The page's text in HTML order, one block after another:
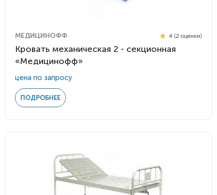
МЕДИЦИНОФФ 4 (2 оценки)
Кровать механическая 2 - секционная
«Медицинофф»
цена по запросу
ПОДРОБНЕЕ